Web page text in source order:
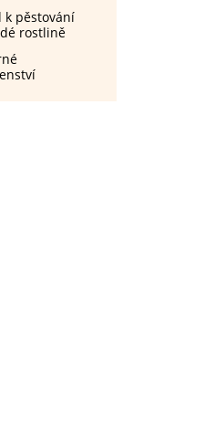
k pěstování
rostlině